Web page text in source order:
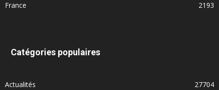
France
2193
Catégories populaires
Actualités
27704